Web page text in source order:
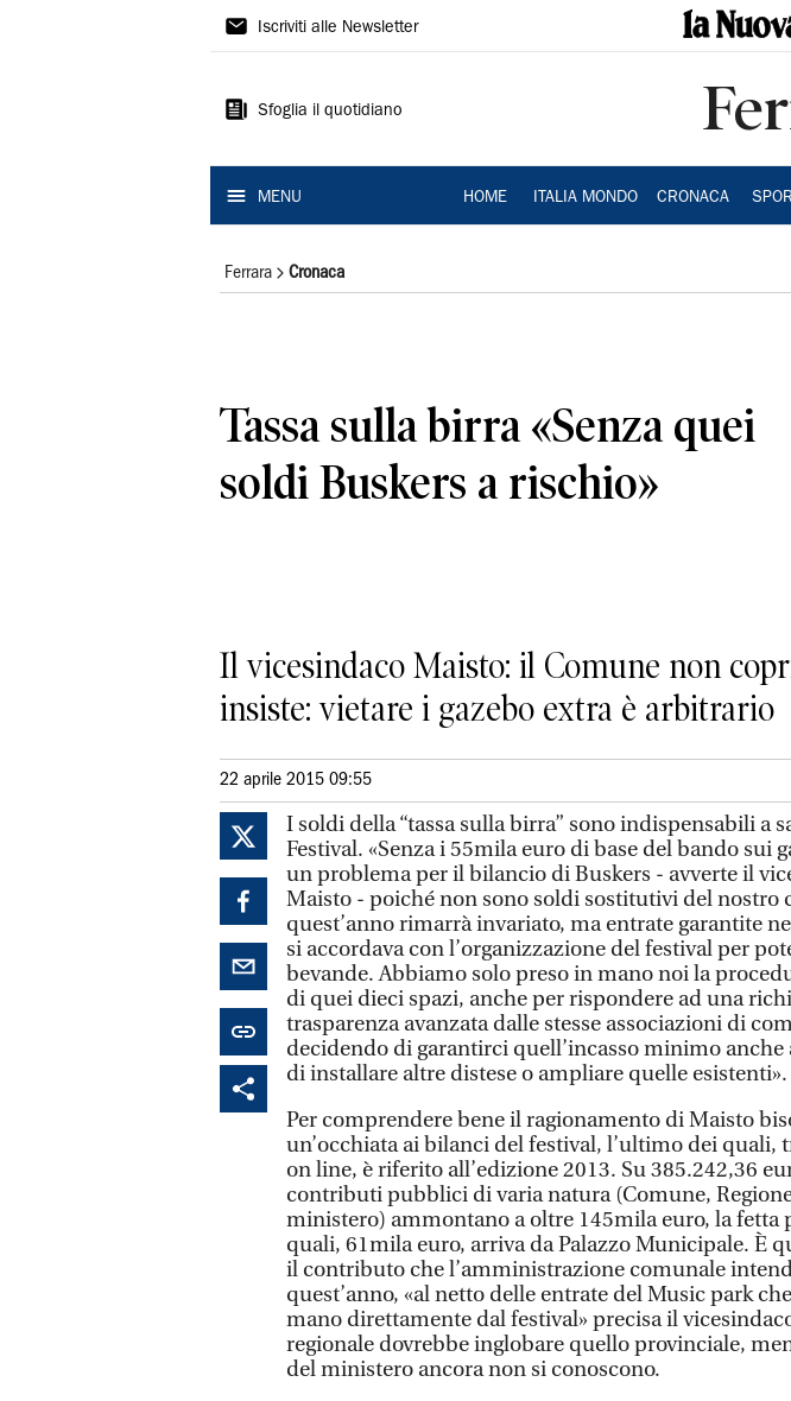
La
Ferrara
Iscriviti alle Newsletter
Sfoglia il quotidiano
MENU HOME ITALIA MONDO CRONACA
Ferrara Cronaca
Tassa sulla birra «Senza quei
soldi Buskers a rischio»
Il vicesindaco Maisto: il Comune non
insiste: vietare i gazebo extra è arbitrario
22 aprile 2015 09:55
I soldi della “tassa sulla birra” sono indispensabili a
Festival. «Senza i 55mila euro di base del bando sui
un problema per il bilancio di Buskers - avverte il
Maisto - poiché non sono soldi sostitutivi del nostro
quest’anno rimarrà invariato, ma entrate garantite
si accordava con l’organizzazione del festival per
bevande. Abbiamo solo preso in mano noi la
di quei dieci spazi, anche per rispondere ad una
trasparenza avanzata dalle stesse associazioni di
decidendo di garantirci quell’incasso minimo
di installare altre distese o ampliare quelle esistenti».
Per comprendere bene il ragionamento di Maisto
un’occhiata ai bilanci del festival, l’ultimo dei
on line, è riferito all’edizione 2013. Su 385.242,36
contributi pubblici di varia natura (Comune,
ministero) ammontano a oltre 145mila euro, la fetta
quali, 61mila euro, arriva da Palazzo Municipale. È
il contributo che l’amministrazione comunale
quest’anno, «al netto delle entrate del Music park
mano direttamente dal festival» precisa il
regionale dovrebbe inglobare quello provinciale,
del ministero ancora non si conoscono.